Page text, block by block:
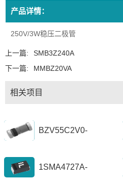
产品详情：
250V/3W稳压二极管
上一篇:
SMB3Z240A
下一篇:
MMBZ20VA
相关项目
BZV55C2V0-
1SMA4727A-